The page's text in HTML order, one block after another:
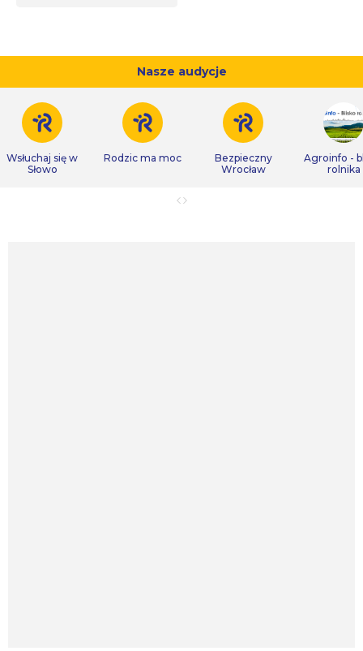
Nasze audycje
Wsłuchaj się w
Słowo
Rodzic ma moc
Bezpieczny
Wrocław
Agroinfo -
rolnika